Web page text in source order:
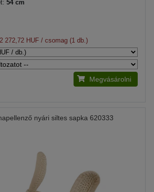
54 cm
2 272,72 HUF/ csomag (1 db.)
Megvásárolni
nyári siltes sapka 620333